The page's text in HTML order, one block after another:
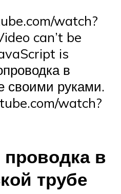
watch?
can’t be
is
в
своими руками.
watch?
в
трубе